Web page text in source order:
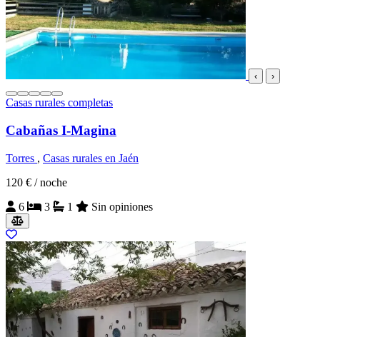
‹ ›
Casas rurales completas
Cabañas I-Magina
Torres , Casas rurales en Jaén
120 € / noche
6
3 1 Sin opiniones